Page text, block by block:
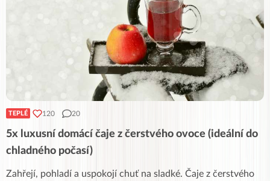
TEPLÉ 120 20
5x luxusní domácí čaje z čerstvého ovoce (ideální do
chladného počasí)
Zahřejí, pohladí a uspokojí chuť na sladké. Čaje z čerstvého